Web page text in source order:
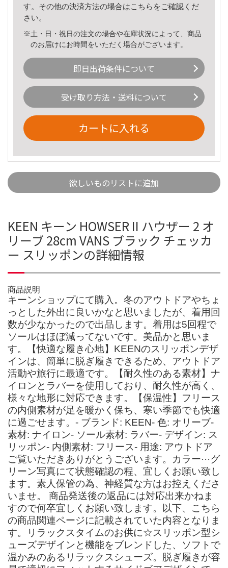
す。その他の決済方法の場合はこちら をご確認くだ
さい。
※土・日・祝日の注文の場合や在庫状況によって、商品
のお届けにお時間をいただく場合がございます。
即日出荷条件について
受け取り方法・送料について
カートに入れる
欲しいものリストに追加
KEEN キーン HOWSER II ハウザー 2 オ
リーブ 28cm VANS ブラック チェッカ
ー スリッポンの詳細情報
商品説明
キーンショップにて購入。冬のアウトドアやちょ
っとした外出に良いかなと思いましたが、着用回
数が少なかったので出品します。着用は5回程で
ソールはほぼ減ってないです。美品かと思いま
す。【快適な履き心地】KEENのスリッポンデザ
インは、簡単に脱ぎ履きできるため、アウトドア
活動や旅行に最適です。【耐久性のある素材】ナ
イロンとラバーを使用しており、耐久性が高く、
様々な地形に対応できます。【保温性】フリース
の内側素材が足を暖かく保ち、寒い季節でも快適
に過ごせます。- ブランド: KEEN- 色: オリーブ-
素材: ナイロン- ソール素材: ラバー- デザイン: ス
リッポン- 内側素材: フリース- 用途: アウトドア
ご覧いただきありがとうございます。カラー···グ
リーン写真にて状態確認の程、宜しくお願い致し
ます。素人保管の為、神経質な方はお控えくださ
いませ。 商品発送後の返品には対応出来かねま
すので何卒宜しくお願い致します。以下、こちら
の商品関連ページに記載されていた内容となりま
す。リラックスタイムのお供に☆スリッポン型シ
ューズデザインと機能をブレンドした、ソフトで
温かみのあるリラックスシューズ。脱ぎ履きが容